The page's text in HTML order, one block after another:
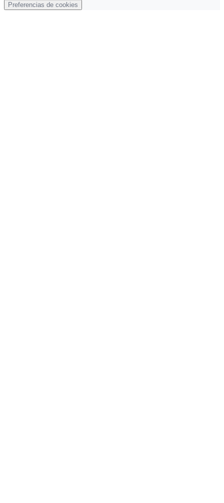
Preferencias de cookies